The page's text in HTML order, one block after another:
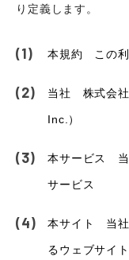
り定義します。
本規約 この利
当社 株式会社
Inc.）
本サービス 当
サービス
本サイト 当社
るウェブサイト